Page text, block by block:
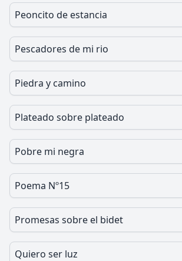
Peoncito de estancia
Pescadores de mi rio
Piedra y camino
Plateado sobre plateado
Pobre mi negra
Poema Nº15
Promesas sobre el bidet
Quiero ser luz